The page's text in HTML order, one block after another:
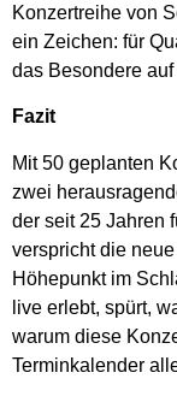
Konzertreihe von
ein Zeichen: für
das Besondere
Fazit
Mit 50 geplanten
zwei
der seit 25 Jahren
verspricht die
Höhepunkt im
live erlebt, spürt,
warum diese
Terminkalender